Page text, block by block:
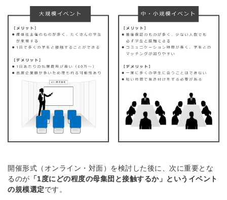
開催形式（オンライン・対面）を検討した後に、次に重要とな
るのが 「1度にどの程度の母集団と接触するか」というイベント
の規模選定です。